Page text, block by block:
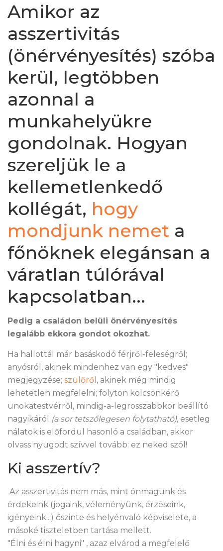
Amikor az
asszertivitás
(önérvényesítés) szóba
kerül, legtöbben
azonnal a
munkahelyükre
gondolnak. Hogyan
szereljük le a
kellemetlenkedő
kollégát, hogy
mondjunk nemet a
főnöknek elegánsan a
váratlan túlórával
kapcsolatban...
Pedig a családon belüli önérvényesítés
legalább ekkora gondot okozhat.
Ha hallottál már basáskodó férjről-feleségről;
anyósról, akinek mindenhez van egy "kedves"
megjegyzése; szülőről , akinek még mindig
lehetetlen megfelelni; folyton kölcsönkérő
unokatestvérről, mindig-a-legrosszabbkor beállító
nagyikáról
(a sor tetszőlegesen folytatható), esetleg
nálatok is előfordul hasonló a családban, akkor
olvass nyugodt szívvel tovább: ez neked szól!
Ki asszertív?
Az asszertivitás nem más, mint önmagunk és
érdekeink (jogaink, véleményünk, érzéseink,
igényeink...) őszinte és helyénvaló képviselete, a
másoké tiszteletben tartása mellett.
"Élni és élni hagyni" , azaz elvárod a megfelelő